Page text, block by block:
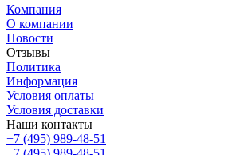
Компания
О компании
Новости
Отзывы
Политика
Информация
Условия оплаты
Условия доставки
Наши контакты
+7 (495) 989-48-51